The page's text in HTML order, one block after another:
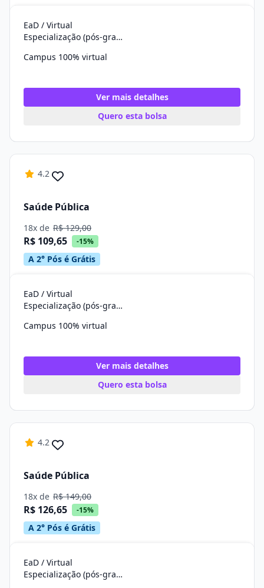
EaD / Virtual
Especialização (pós-graduação)
Campus 100% virtual
Ver mais detalhes
Quero esta bolsa
4.2
Saúde Pública
18x de R$ 129,00
R$ 109,65 -15%
A 2° Pós é Grátis
EaD / Virtual
Especialização (pós-graduação)
Campus 100% virtual
Ver mais detalhes
Quero esta bolsa
4.2
Saúde Pública
18x de R$ 149,00
R$ 126,65 -15%
A 2° Pós é Grátis
EaD / Virtual
Especialização (pós-graduação)